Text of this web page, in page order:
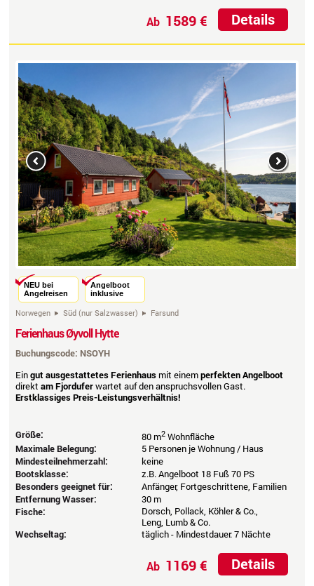
Details
Ab 1589 €
Previous Next
NEU bei
Angelreisen
Angelboot
inklusive
Norwegen Süd (nur Salzwasser) Farsund
Ferienhaus Øyvoll Hytte
Buchungscode: NSOYH
Eingut ausgestattetes Ferienhausmit einemperfekten Angelboot
direkt am Fjorduferwartet auf den anspruchsvollen Gast.
Erstklassiges Preis-Leistungsverhältnis!
Größe: 80 m2Wohnfläche
Maximale Belegung:
5 Personen je Wohnung / Haus
Mindesteilnehmerzahl:
keine
Bootsklasse:
z.B. Angelboot 18 Fuß 70 PS
Besonders geeignet für:
Anfänger, Fortgeschrittene, Familien
Entfernung Wasser:
30 m
Fische:
Dorsch, Pollack, Köhler & Co.,
Leng, Lumb & Co.
Wechseltag:
täglich - Mindestdauer: 7 Nächte
Details
Ab 1169 €